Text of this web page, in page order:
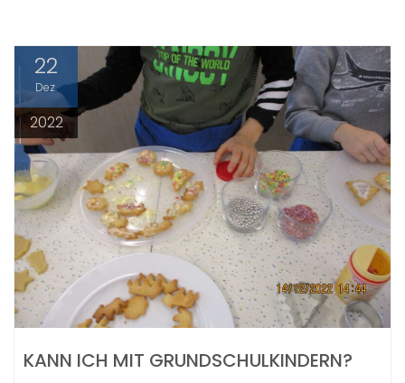
22
Dez.
2022
KANN ICH MIT GRUNDSCHULKINDERN?